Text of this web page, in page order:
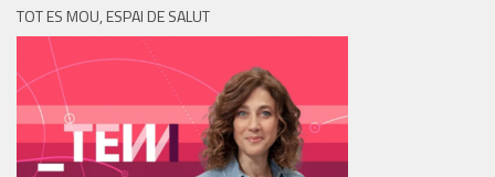
TOT ES MOU, ESPAI DE SALUT